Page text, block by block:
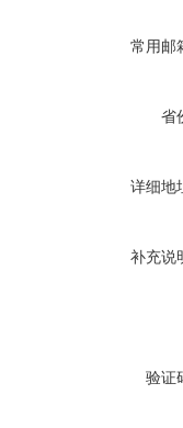
常用邮
省
详细地
补充说
验证